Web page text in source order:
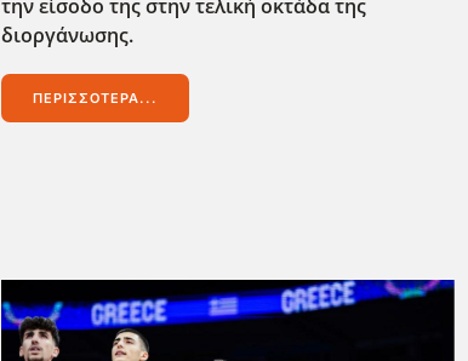
την είσοδο της στην τελική οκτάδα της
διοργάνωσης.
ΠΕΡΙΣΣΌΤΕΡΑ...